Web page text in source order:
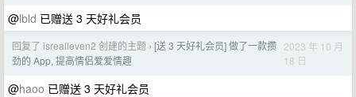
@lbld 已赠送 3 天好礼会员
回复了 isrealleven2 创建的主题 › [送 3 天好礼会员] 做了一款攒
劲的 App, 提高情侣爱爱情趣
2023 年 10 月
18 日
@haoo 已赠送 3 天好礼会员